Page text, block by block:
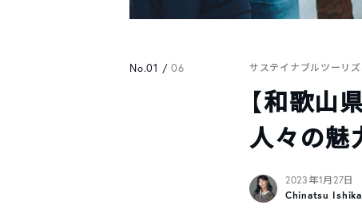
No.01 /06 サステイナブルツーリズ
【和歌山
人々の魅
2023年1月27日
Chinatsu